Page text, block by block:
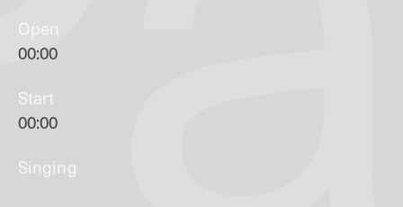
Open
00:00
Start
00:00
Singing